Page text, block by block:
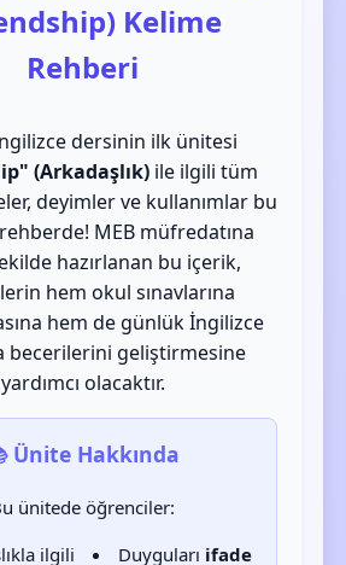
Kelime
Rehberi
dersinin ilk ünitesi
(Arkadaşlık) ile ilgili tüm
deyimler ve kullanımlar bu
MEB müfredatına
hazırlanan bu içerik,
hem okul sınavlarına
hem de günlük İngilizce
becerilerini geliştirmesine
yardımcı olacaktır.
Ünite Hakkında
ünitede öğrenciler:
ilgili
Duyguları ifade